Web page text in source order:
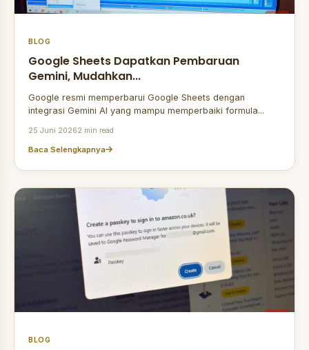
BLOG
Google Sheets Dapatkan Pembaruan
Gemini, Mudahkan...
Google resmi memperbarui Google Sheets dengan
integrasi Gemini AI yang mampu memperbaiki formula...
25 Juni 20262 min read
Baca Selengkapnya
BLOG